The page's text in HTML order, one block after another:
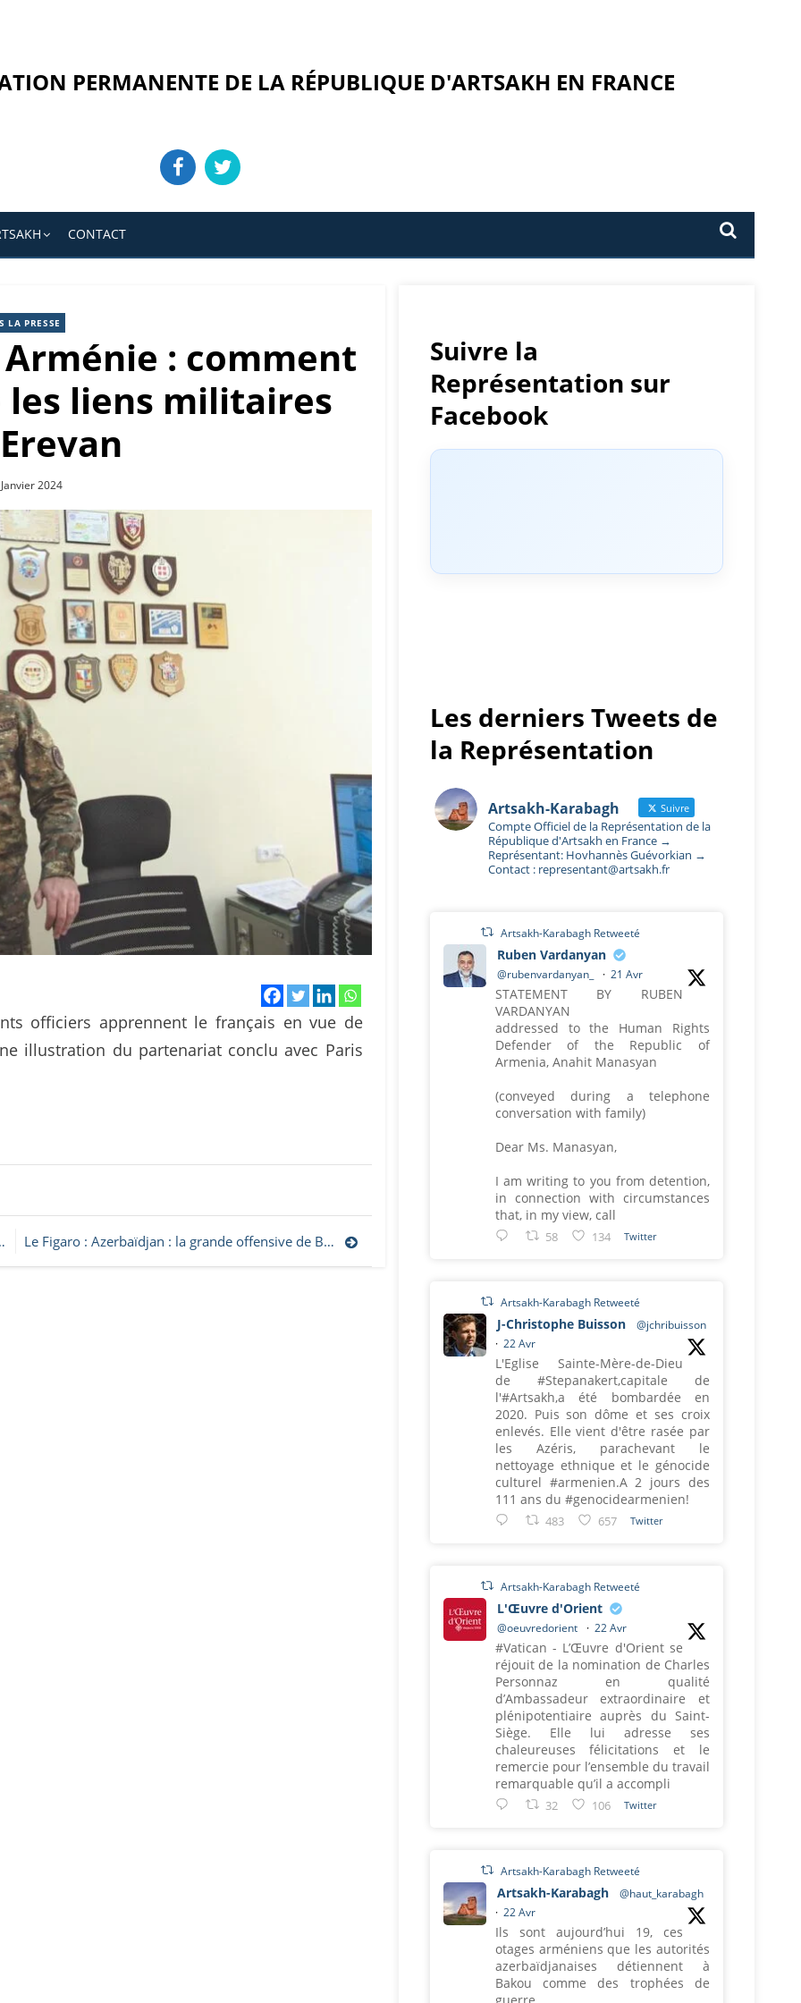
PERMANENTE DE LA RÉPUBLIQUE D'ARTSAKH EN FRANCE
CONTACT
LA PRESSE
: comment
les liens militaires
2024
officiers apprennent le français en vue de
illustration du partenariat conclu avec Paris
Le Figaro : Azerbaïdjan : la grande offensive de Bakou pour dénigrer la France
Suivre la
Représentation sur
Facebook
Les derniers Tweets de
la Représentation
Artsakh-Karabagh Suivre
Compte Officiel de la Représentation de la
République d'Artsakh en France →
Représentant: Hovhannès Guévorkian →
Contact : representant@artsakh.fr
Artsakh-Karabagh Retweeté
Ruben Vardanyan
@rubenvardanyan_ · 21 Avr
STATEMENT BY RUBEN
VARDANYAN
addressed to the Human Rights
Defender of the Republic of
Armenia, Anahit Manasyan
(conveyed during a telephone
conversation with family)
Dear Ms. Manasyan,
I am writing to you from detention,
in connection with circumstances
that, in my view, call
58 134 Twitter
Artsakh-Karabagh Retweeté
J-Christophe Buisson
@jchribuisson
· 22 Avr
L'Eglise Sainte-Mère-de-Dieu
de #Stepanakert,capitale de
l'#Artsakh,a été bombardée en
2020. Puis son dôme et ses croix
enlevés. Elle vient d'être rasée par
les Azéris, parachevant le
nettoyage ethnique et le génocide
culturel #armenien.A 2 jours des
111 ans du #genocidearmenien!
483 657 Twitter
Artsakh-Karabagh Retweeté
L'Œuvre d'Orient
@oeuvredorient · 22 Avr
#Vatican - L’Œuvre d'Orient se
réjouit de la nomination de Charles
Personnaz en qualité
d’Ambassadeur extraordinaire et
plénipotentiaire auprès du Saint-
Siège. Elle lui adresse ses
chaleureuses félicitations et le
remercie pour l’ensemble du travail
remarquable qu’il a accompli
32 106 Twitter
Artsakh-Karabagh Retweeté
Artsakh-Karabagh
@haut_karabagh
· 22 Avr
Ils sont aujourd’hui 19, ces
otages arméniens que les autorités
azerbaïdjanaises détiennent à
Bakou comme des trophées de